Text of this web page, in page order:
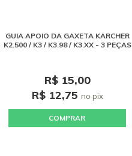
GUIA APOIO DA GAXETA KARCHER
K2.500 / K3 / K3.98 / K3.XX - 3 PEÇAS
R$ 15,00
R$ 12,75 no pix
COMPRAR